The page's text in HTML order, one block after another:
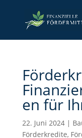
en für
22. Juni 2024|
Förderkredite,